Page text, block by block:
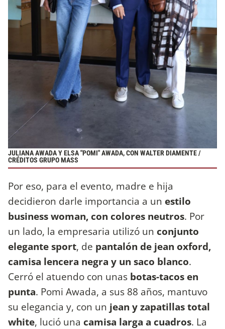
JULIANA AWADA Y ELSA "POMI" AWADA, CON WALTER DIAMENTE /
CRÉDITOS GRUPO MASS
Por eso, para el evento, madre e hija
decidieron darle importancia a un estilo
business woman, con colores neutros. Por
un lado, la empresaria utilizó un conjunto
elegante sport, de pantalón de jean oxford,
camisa lencera negra y un saco blanco.
Cerró el atuendo con unas botas-tacos en
punta. Pomi Awada, a sus 88 años, mantuvo
su elegancia y, con un jean y zapatillas total
white, lució una camisa larga a cuadros. La